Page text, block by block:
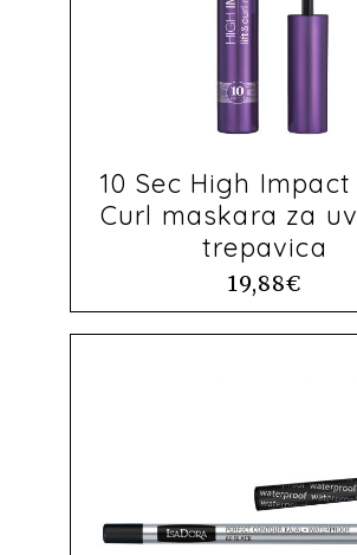
10 Sec High
Curl maskara za
trepavica
19,88€